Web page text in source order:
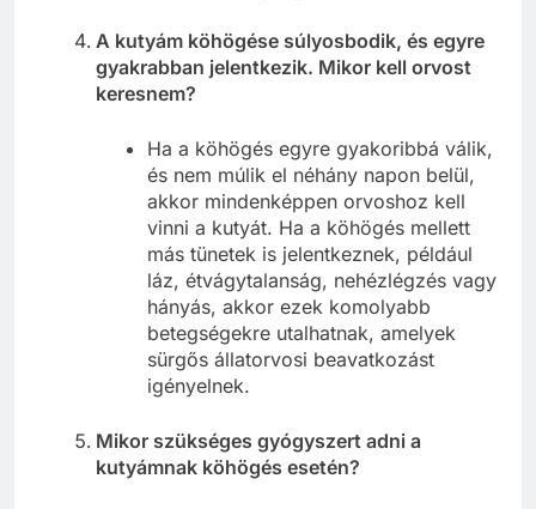
A kutyám köhögése súlyosbodik, és egyre
gyakrabban jelentkezik. Mikor kell orvost
keresnem?
Ha a köhögés egyre gyakoribbá válik,
és nem múlik el néhány napon belül,
akkor mindenképpen orvoshoz kell
vinni a kutyát. Ha a köhögés mellett
más tünetek is jelentkeznek, például
láz, étvágytalanság, nehézlégzés vagy
hányás, akkor ezek komolyabb
betegségekre utalhatnak, amelyek
sürgős állatorvosi beavatkozást
igényelnek.
Mikor szükséges gyógyszert adni a
kutyámnak köhögés esetén?